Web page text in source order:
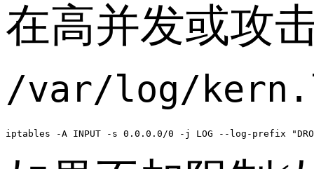
在高并发或攻
/var/log/
iptables -A INPUT -s 0.0.0.0/0 -j LOG --log-prefix